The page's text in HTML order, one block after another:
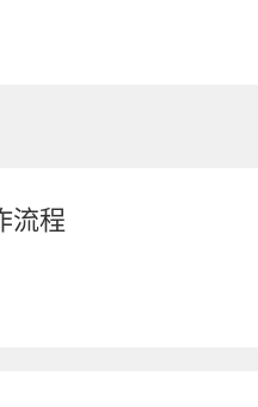
流程